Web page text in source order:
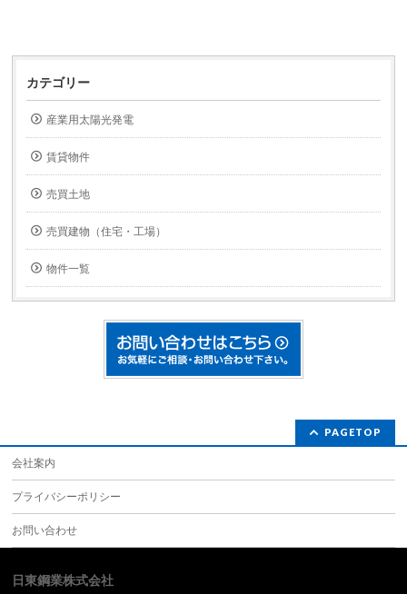
カテゴリー
産業用太陽光発電
賃貸物件
売買土地
売買建物（住宅・工場）
物件一覧
PAGETOP
会社案内
プライバシーポリシー
お問い合わせ
日東鋼業株式会社